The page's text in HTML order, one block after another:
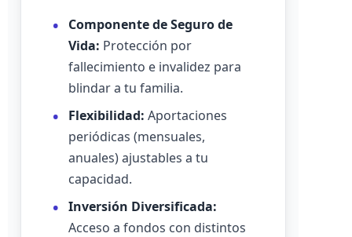
Componente de Seguro de
Vida: Protección por
fallecimiento e invalidez para
blindar a tu familia.
Flexibilidad: Aportaciones
periódicas (mensuales,
anuales) ajustables a tu
capacidad.
Inversión Diversificada:
Acceso a fondos con distintos